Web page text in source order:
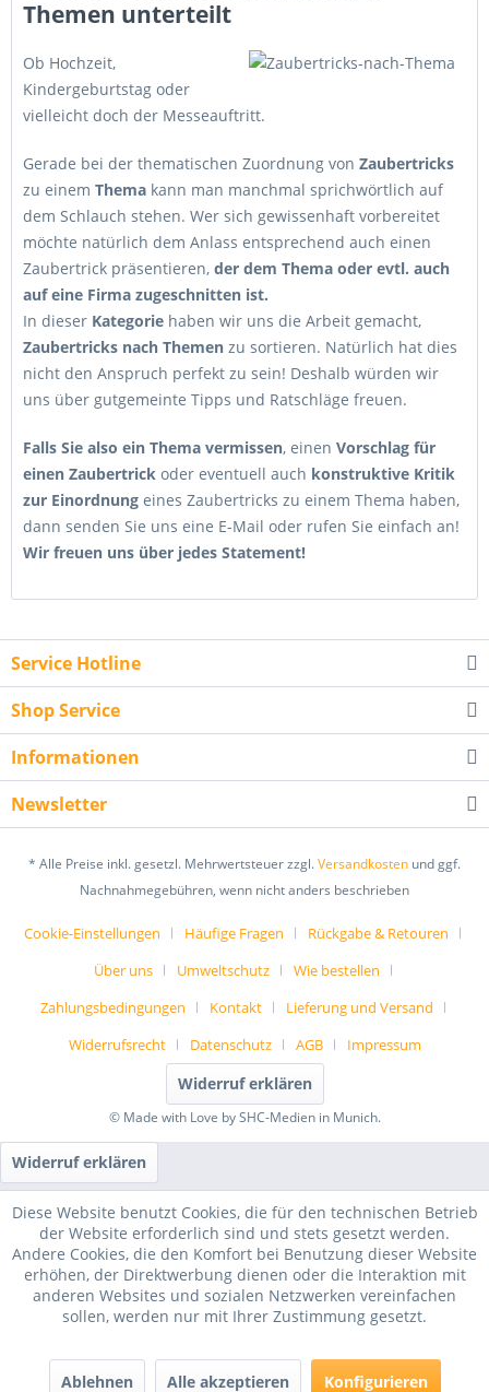
Themen unterteilt
Ob Hochzeit,
Kindergeburtstag oder
vielleicht doch der Messeauftritt.
Gerade bei der thematischen Zuordnung von Zaubertricks
zu einem Thema kann man manchmal sprichwörtlich auf
dem Schlauch stehen. Wer sich gewissenhaft vorbereitet
möchte natürlich dem Anlass entsprechend auch einen
Zaubertrick präsentieren, der dem Thema oder evtl. auch
auf eine Firma zugeschnitten ist.
In dieser Kategorie haben wir uns die Arbeit gemacht,
Zaubertricks nach Themen zu sortieren. Natürlich hat dies
nicht den Anspruch perfekt zu sein! Deshalb würden wir
uns über gutgemeinte Tipps und Ratschläge freuen.
Falls Sie also ein Thema vermissen, einen Vorschlag für
einen Zaubertrick oder eventuell auch konstruktive Kritik
zur Einordnung eines Zaubertricks zu einem Thema haben,
dann senden Sie uns eine E-Mail oder rufen Sie einfach an!
Wir freuen uns über jedes Statement!
Service Hotline
Shop Service
Informationen
Newsletter
* Alle Preise inkl. gesetzl. Mehrwertsteuer zzgl.Versandkosten und ggf.
Nachnahmegebühren, wenn nicht anders beschrieben
Cookie-Einstellungen Häufige Fragen
Rückgabe & Retouren
Über uns
Umweltschutz
Wie bestellen
Zahlungsbedingungen
Kontakt
Lieferung und Versand
Widerrufsrecht
Datenschutz AGB Impressum
Widerruf erklären
© Made with Love by SHC-Medien in Munich.
Diese Website benutzt Cookies, die für den technischen Betrieb
der Website erforderlich sind und stets gesetzt werden.
Andere Cookies, die den Komfort bei Benutzung dieser Website
erhöhen, der Direktwerbung dienen oder die Interaktion mit
anderen Websites und sozialen Netzwerken vereinfachen
sollen, werden nur mit Ihrer Zustimmung gesetzt.
Ablehnen Alle akzeptieren Konfigurieren
Widerruf erklären